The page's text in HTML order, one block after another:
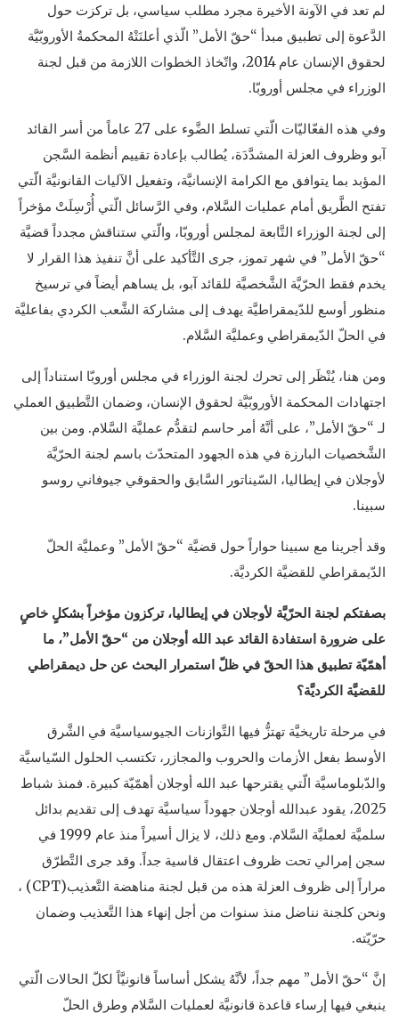
لم تعد في الآونة الأخيرة مجرد مطلب سياسي، بل تركزت حول
الدَّعوة إلى تطبيق مبدأ “حقّ الأمل” الّذي أعلنَتْهُ المحكمةُ الأوروبّيَّة
لحقوق الإنسان عام 2014، واتّخاذ الخطوات اللازمة من قبل لجنة
الوزراء في مجلس أوروبّا.
وفي هذه الفعّاليّات الّتي تسلط الضَّوء على 27 عاماً من أسر القائد
آبو وظروف العزلة المشدَّدَة، يُطالب بإعادة تقييم أنظمة السَّجن
المؤبد بما يتوافق مع الكرامة الإنسانيَّة، وتفعيل الآليات القانونيَّة الّتي
تفتح الطَّريق أمام عمليات السَّلام، وفي الرَّسائل الّتي أُرْسِلَتْ مؤخراً
إلى لجنة الوزراء التَّابعة لمجلس أوروبّا، والّتي ستناقش مجدداً قضيَّة
“حقّ الأمل” في شهر تموز، جرى التَّأكيد على أنَّ تنفيذ هذا القرار لا
يخدم فقط الحرّيَّة الشَّخصيَّة للقائد آبو، بل يساهم أيضاً في ترسيخ
منظور أوسع للدّيمقراطيَّة يهدف إلى مشاركة الشَّعب الكردي بفاعليَّة
في الحلّ الدّيمقراطي وعمليَّة السَّلام.
ومن هنا، يُنْظَر إلى تحرك لجنة الوزراء في مجلس أوروبّا استناداً إلى
اجتهادات المحكمة الأوروبّيَّة لحقوق الإنسان، وضمان التَّطبيق العملي
لـ “حقّ الأمل”، على أنَّهُ أمر حاسم لتقدُّم عمليَّة السَّلام. ومن بين
الشَّخصيات البارزة في هذه الجهود المتحدّث باسم لجنة الحرّيَّة
لأوجلان في إيطاليا، السّيناتور السَّابق والحقوقي جيوفاني روسو
سبينا.
وقد أجرينا مع سبينا حواراً حول قضيَّة “حقّ الأمل” وعمليَّة الحلّ
الدّيمقراطي للقضيَّة الكرديَّة.
بصفتكم لجنة الحرّيَّة لأوجلان في إيطاليا، تركزون مؤخراً بشكلٍ خاصٍ
على ضرورة استفادة القائد عبد الله أوجلان من “حقّ الأمل”، ما
أهمّيّة تطبيق هذا الحقّ في ظلّ استمرار البحث عن حل ديمقراطي
للقضيَّة الكرديَّة؟
في مرحلة تاريخيَّة تهتزُّ فيها التَّوازنات الجيوسياسيَّة في الشَّرق
الأوسط بفعل الأزمات والحروب والمجازر، تكتسب الحلول السّياسيَّة
والدّبلوماسيَّة الّتي يقترحها عبد الله أوجلان أهمّيّة كبيرة. فمنذ شباط
2025، يقود عبدالله أوجلان جهوداً سياسيَّة تهدف إلى تقديم بدائل
سلميَّة لعمليَّة السَّلام. ومع ذلك، لا يزال أسيراً منذ عام 1999 في
سجن إمرالي تحت ظروف اعتقال قاسية جداً. وقد جرى التَّطرّق
مراراً إلى ظروف العزلة هذه من قبل لجنة مناهضة التَّعذيب(CPT) ،
ونحن كلجنة نناضل منذ سنوات من أجل إنهاء هذا التَّعذيب وضمان
حرّيّته.
إنَّ “حقّ الأمل” مهم جداً، لأنَّهُ يشكل أساساً قانونيَّاً لكلّ الحالات الّتي
ينبغي فيها إرساء قاعدة قانونيَّة لعمليات السَّلام وطرق الحلّ